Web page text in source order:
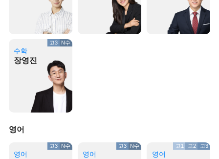
수학
장영진
고3 N수
영어
영어
고3 N수
영어
고3 N수
영어
고1 고2 고3